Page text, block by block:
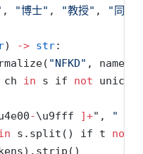
, "博士" , "教授" , "同志"
) -> str:
"NFKD" , name)
ch in s if not
-\u9fff ]+" , " "
s.split() if t not